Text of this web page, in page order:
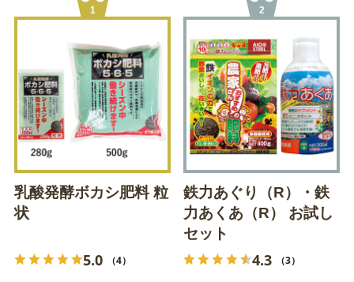
1
乳酸発酵ボカシ肥料 粒
状
5.0 （4）
2
鉄力あぐり（R）・鉄
力あくあ（R） お試し
セット
4.3 （3）